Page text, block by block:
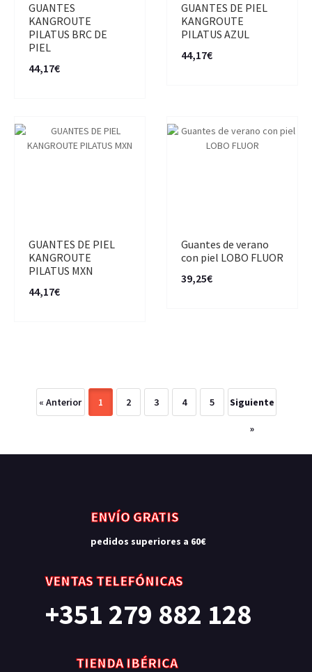
GUANTES
KANGROUTE
PILATUS BRC DE
PIEL
44,17€
GUANTES DE PIEL
KANGROUTE
PILATUS AZUL
44,17€
GUANTES DE PIEL
KANGROUTE
PILATUS MXN
44,17€
Guantes de verano
con piel LOBO FLUOR
39,25€
« Anterior 1 2 3 4 5 Siguiente
»
ENVÍO GRATIS
pedidos superiores a 60€
VENTAS TELEFÓNICAS
+351 279 882 128
TIENDA IBÉRICA